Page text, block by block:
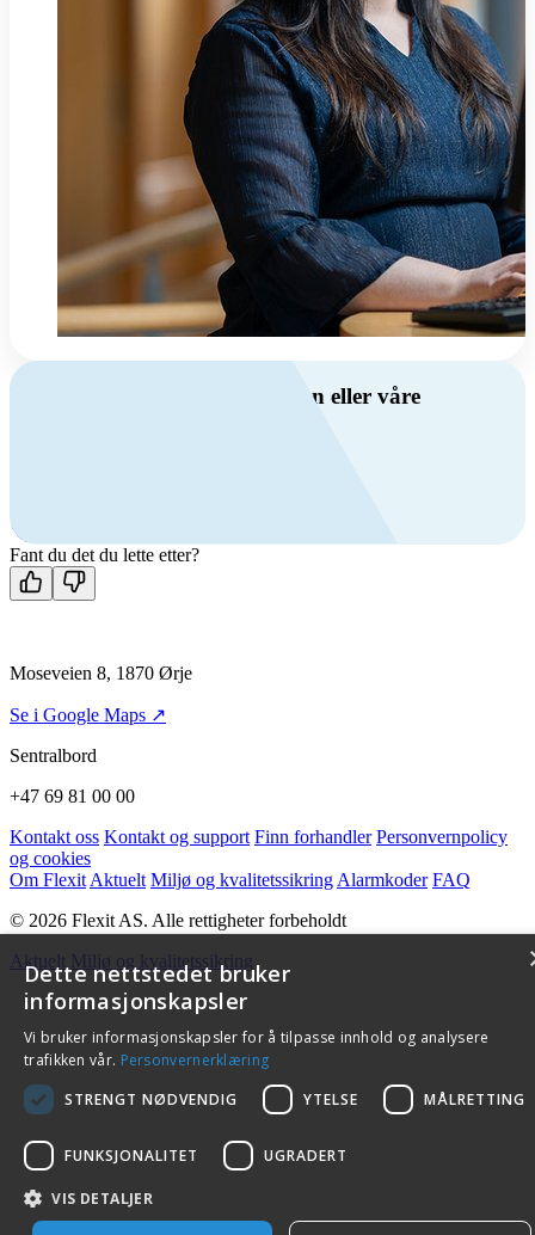
Har du spørsmål om ventilasjon eller våre
Kontakt oss
Fant du det du lette etter?
Moseveien 8, 1870 Ørje
Se i Google Maps ↗
Sentralbord
+47 69 81 00 00
Kontakt oss Kontakt og support Finn forhandler Personvernpolicy
og cookies
Om Flexit Aktuelt Miljø og kvalitetssikring Alarmkoder FAQ
© 2026 Flexit AS. Alle rettigheter forbeholdt
Aktuelt Miljø og kvalitetssikring
Dette nettstedet bruker
informasjonskapsler
Vi bruker informasjonskapsler for å tilpasse innhold og analysere
trafikken vår. Personvernerklæring
STRENGT NØDVENDIG
YTELSE MÅLRETTING
FUNKSJONALITET UGRADERT
VIS DETALJER